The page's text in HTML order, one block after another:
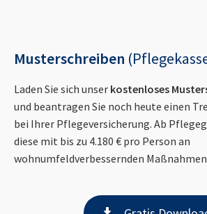
Musterschreiben
Laden Sie sich unser kostenloses
und beantragen Sie noch heute einen
bei Ihrer Pflegeversicherung. Ab
diese mit bis zu 4.180 € pro Person an
wohnumfeldverbessernden